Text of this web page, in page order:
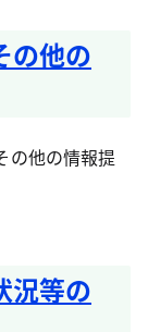
の他の
の他の情報提
況等の